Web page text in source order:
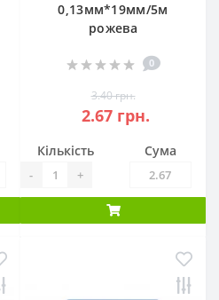
0,13мм*19мм/5м
рожева
0
3.40 грн.
2.67 грн.
Кількість
- +
Сума